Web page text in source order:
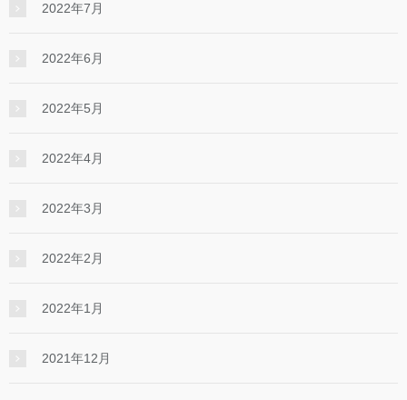
2022年7月
2022年6月
2022年5月
2022年4月
2022年3月
2022年2月
2022年1月
2021年12月